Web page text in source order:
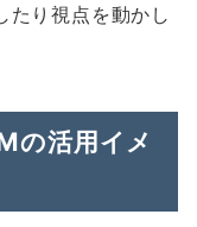
たり視点を動かし
の活用イメ